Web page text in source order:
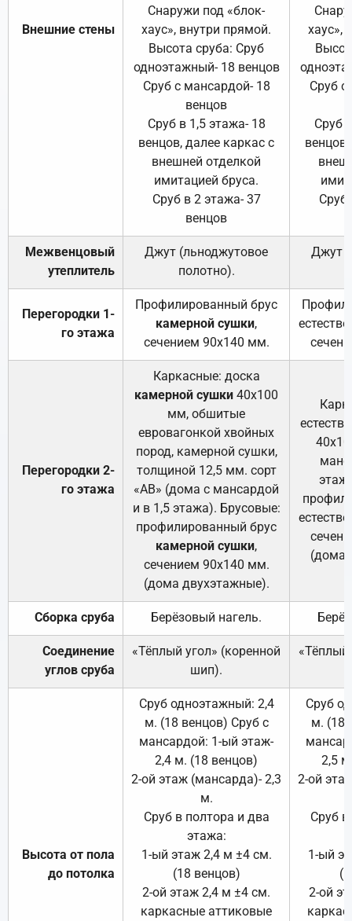
Внешние стены
Снаружи под «блок-
хаус», внутри прямой.
Высота сруба: Сруб
одноэтажный- 18 венцов
Сруб с мансардой- 18
венцов
Сруб в 1,5 этажа- 18
венцов, далее каркас с
внешней отделкой
имитацией бруса.
Сруб в 2 этажа- 37
венцов
хаус»,
Сруб с
Сруб
Сруб
Межвенцовый
утеплитель
Джут (льноджутовое
полотно).
Джут
Перегородки 1-
го этажа
Профилированный брус
камерной сушки,
сечением 90х140 мм.
Перегородки 2-
го этажа
Каркасные: доска
камерной сушки 40х100
мм, обшитые
евровагонкой хвойных
пород, камерной сушки,
толщиной 12,5 мм. сорт
«АВ» (дома с мансардой
и в 1,5 этажа). Брусовые:
профилированный брус
камерной сушки,
сечением 90х140 мм.
(дома двухэтажные).
(дома
Сборка сруба Берёзовый нагель.
Соединение
углов сруба
«Тёплый угол» (коренной
шип).
«Тёплый
Высота от пола
до потолка
Сруб одноэтажный: 2,4
м. (18 венцов) Сруб с
мансардой: 1-ый этаж-
2,4 м. (18 венцов)
2-ой этаж (мансарда)- 2,3
м.
Сруб в полтора и два
этажа:
1-ый этаж 2,4 м ±4 см.
(18 венцов)
2-ой этаж 2,4 м ±4 см.
каркасные аттиковые
Сруб
м. (18
2,5
2-ой
Сруб
1-ый
2-ой